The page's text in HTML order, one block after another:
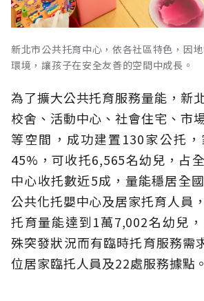
新北市公共托育中心，依各社區特色，因
環境，讓孩子在安全友善的空間中成長。
為了擴大公共托育服務量能，新
校舍、活動中心、社會住宅、市
等空間，成功建置130家公托
45%，可收托6,565名幼兒，占
中心收托數近5成，量能穩居全
公共化托嬰中心及居家托育人員
托育量能達到1萬7,002名幼兒
殊突發狀況而有臨時托育服務需
位居家臨托人員及22處服務據點。